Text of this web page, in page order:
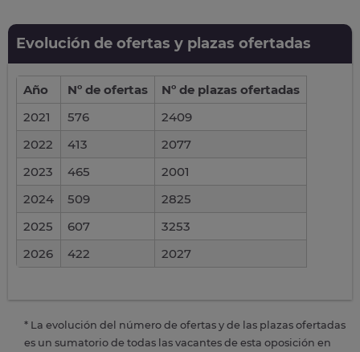
Evolución de ofertas y plazas ofertadas
Año Nº de ofertas
Nº de plazas ofertadas
2021
576
2409
2022
413
2077
2023
465
2001
2024
509
2825
2025
607
3253
2026
422 2027
* La evolución del número de ofertas y de las plazas ofertadas
es un sumatorio de todas las vacantes de esta oposición en